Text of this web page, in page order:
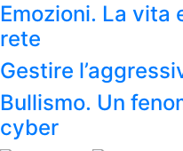
Emozioni. La vita
rete
Gestire
Bullismo. Un
cyber